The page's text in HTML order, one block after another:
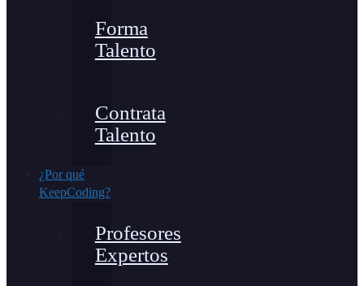
Forma
Talento
Contrata
Talento
¿Por qué
KeepCoding?
Profesores
Expertos